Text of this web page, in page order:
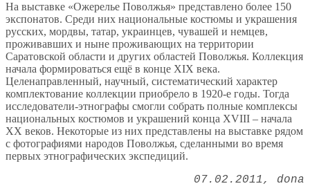
На выставке «Ожерелье Поволжья» представлено более 150
экспонатов. Среди них национальные костюмы и украшения
русских, мордвы, татар, украинцев, чувашей и немцев,
проживавших и ныне проживающих на территории
Саратовской области и других областей Поволжья. Коллекция
начала формироваться ещё в конце XIX века.
Целенаправленный, научный, систематический характер
комплектование коллекции приобрело в 1920-е годы. Тогда
исследователи-этнографы смогли собрать полные комплексы
национальных костюмов и украшений конца XVIII – начала
XX веков. Некоторые из них представлены на выставке рядом
с фотографиями народов Поволжья, сделанными во время
первых этнографических экспедиций.
07.02.2011 dona